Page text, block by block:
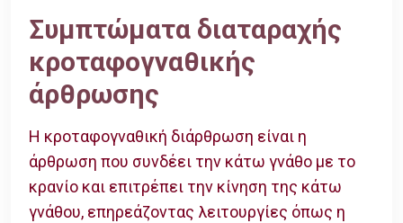
Συμπτώματα διαταραχής
κροταφογναθικής
άρθρωσης
Η κροταφογναθική διάρθρωση είναι η
άρθρωση που συνδέει την κάτω γνάθο με το
κρανίο και επιτρέπει την κίνηση της κάτω
γνάθου, επηρεάζοντας λειτουργίες όπως η